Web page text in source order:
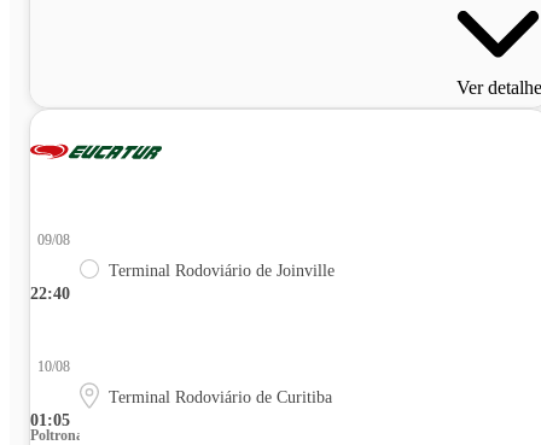
Ver
22:40
09/08
Terminal Rodoviário de Joinville
01:05
10/08
Terminal Rodoviário de Curitiba
Poltrona